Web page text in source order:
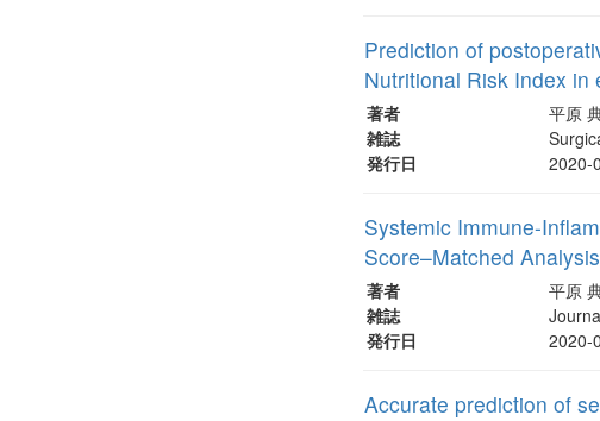
Prediction of
Nutritional Risk Index in
著者
平原
雑誌
発行日
2020-
Systemic Immune-
Score–Matched Analysis
著者
平原
雑誌
発行日
2020-
Accurate prediction of